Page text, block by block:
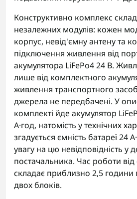
Конструктивно комплекс
незалежних модулів: кожен
корпус, невід'ємну антену та
підключення живлення від
акумулятора LiFePo4 24 В.
лише від комплектного
живлення транспортного
джерела не передбачені. У
комплекті йде акумулятор
А·год, натомість у технічних
згадується ємність батареї 24
увагу на цю невідповідність у
постачальника. Час роботи
складає приблизно 2,5 години
двох блоків.